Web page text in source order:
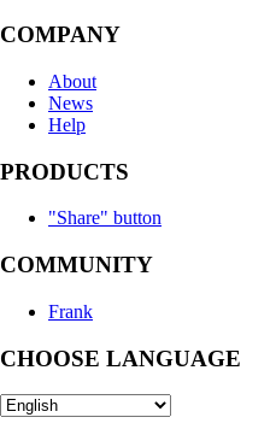
COMPANY
About
News
Help
PRODUCTS
"Share" button
COMMUNITY
Frank
CHOOSE LANGUAGE